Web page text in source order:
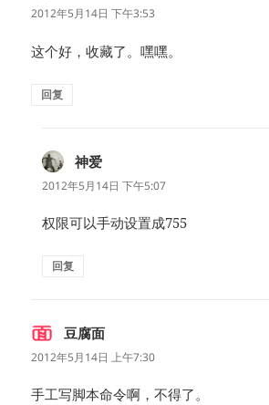
道：
2012年5月14日 下午3:53
这个好，收藏了。嘿嘿。
回复
神爱
道：
2012年5月14日 下午5:07
权限可以手动设置成755
回复
豆腐面
道：
2012年5月14日 上午7:30
手工写脚本命令啊，不得了。